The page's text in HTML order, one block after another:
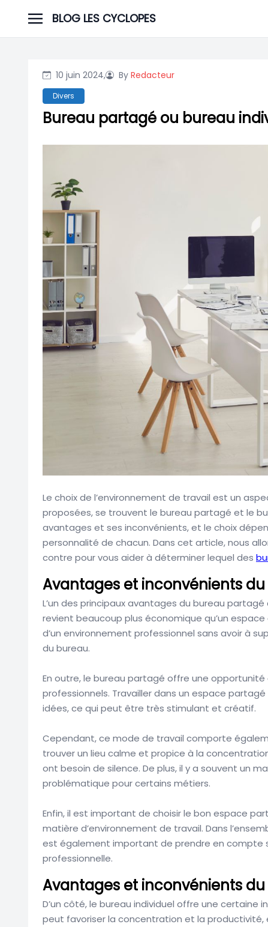
content
BLOG LES CYCLOPES
10 juin 2024, By Redacteur
Divers
Bureau partagé ou bureau
Le choix de l’environnement de travail est un
proposées, se trouvent le bureau partagé et le
avantages et ses inconvénients, et le choix
personnalité de chacun. Dans cet article, nous
contre pour vous aider à déterminer lequel des
Avantages et inconvénients
L’un des principaux avantages du bureau
revient beaucoup plus économique qu’un
d’un environnement professionnel sans avoir à
du bureau.
En outre, le bureau partagé offre une
professionnels. Travailler dans un espace
idées, ce qui peut être très stimulant et créatif.
Cependant, ce mode de travail comporte
trouver un lieu calme et propice à la
ont besoin de silence. De plus, il y a souvent un
problématique pour certains métiers.
Enfin, il est important de choisir le bon espace
matière d’environnement de travail. Dans
est également important de prendre en compte
professionnelle.
Avantages et inconvénients
D’un côté, le bureau individuel offre une
peut favoriser la concentration et la productivité,